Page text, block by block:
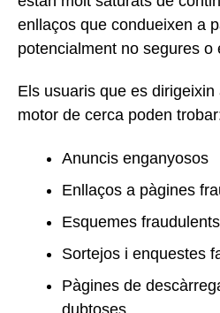
enllaços que condueixen a
potencialment no segures o
Els usuaris que es
motor de cerca poden
Anuncis enganyosos
Enllaços a pàgines
Esquemes
Sortejos i enquestes
Pàgines de
dubtoses